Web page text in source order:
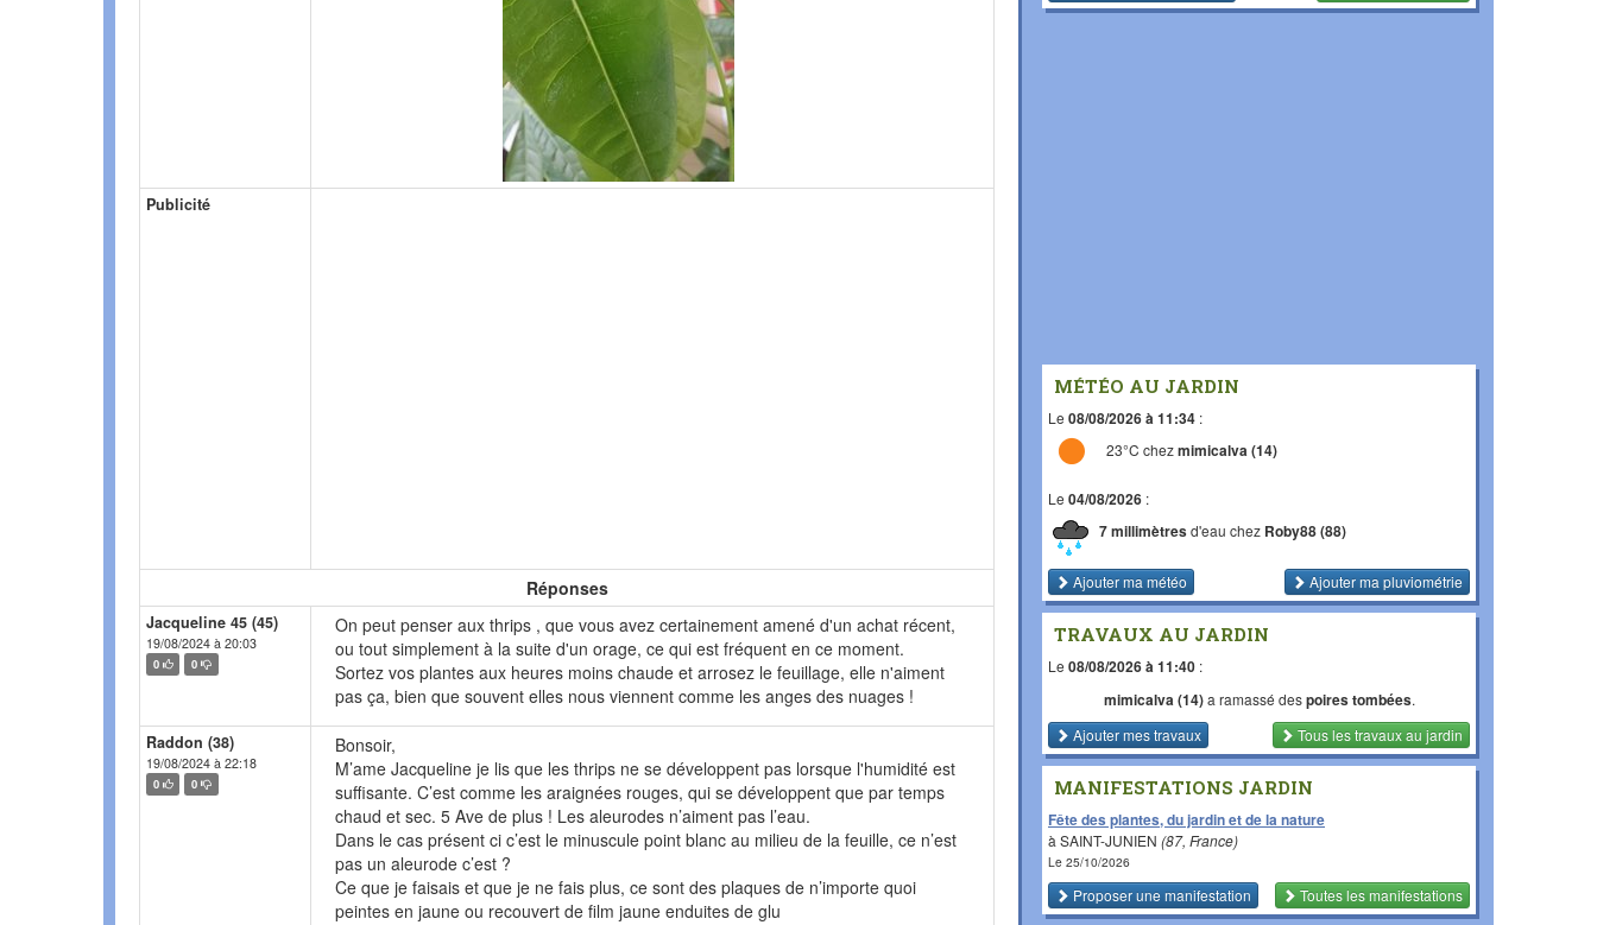
Publicité
Réponses
Jacqueline 45 (45)
19/08/2024 à 20:03
0 0
On peut penser aux thrips , que vous avez certainement amené d'un achat récent,
ou tout simplement à la suite d'un orage, ce qui est fréquent en ce moment.
Sortez vos plantes aux heures moins chaude et arrosez le feuillage, elle n'aiment
pas ça, bien que souvent elles nous viennent comme les anges des nuages !
Raddon (38)
19/08/2024 à 22:18
0 0
Bonsoir,
M’ame Jacqueline je lis que les thrips ne se développent pas lorsque l'humidité est
suffisante. C’est comme les araignées rouges, qui se développent que par temps
chaud et sec. 5 Ave de plus ! Les aleurodes n’aiment pas l’eau.
Dans le cas présent ci c’est le minuscule point blanc au milieu de la feuille, ce n’est
pas un aleurode c’est ?
Ce que je faisais et que je ne fais plus, ce sont des plaques de n’importe quoi
peintes en jaune ou recouvert de film jaune enduites de glu
MÉTÉO AU JARDIN
Le 08/08/2026 à 11:34 :
23°C chezmimicalva (14)
Le 04/08/2026 :
7 millimètresd'eau chez Roby88 (88)
Ajouter ma météo Ajouter ma pluviométrie
TRAVAUX AU JARDIN
Le 08/08/2026 à 11:40 :
mimicalva (14)a ramassé despoires tombées.
Ajouter mes travaux
Tous les travauxau jardin
MANIFESTATIONS JARDIN
Fête des plantes, du jardin et de la nature
à SAINT-JUNIEN (87, France)
Le 25/10/2026
Proposer une manifestation Toutes les manifestations